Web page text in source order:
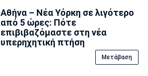
Αθήνα – Νέα Υόρκη σε λιγότερο
από 5 ώρες: Πότε
επιβιβαζόμαστε στη νέα
υπερηχητική πτήση
Μετάβαση